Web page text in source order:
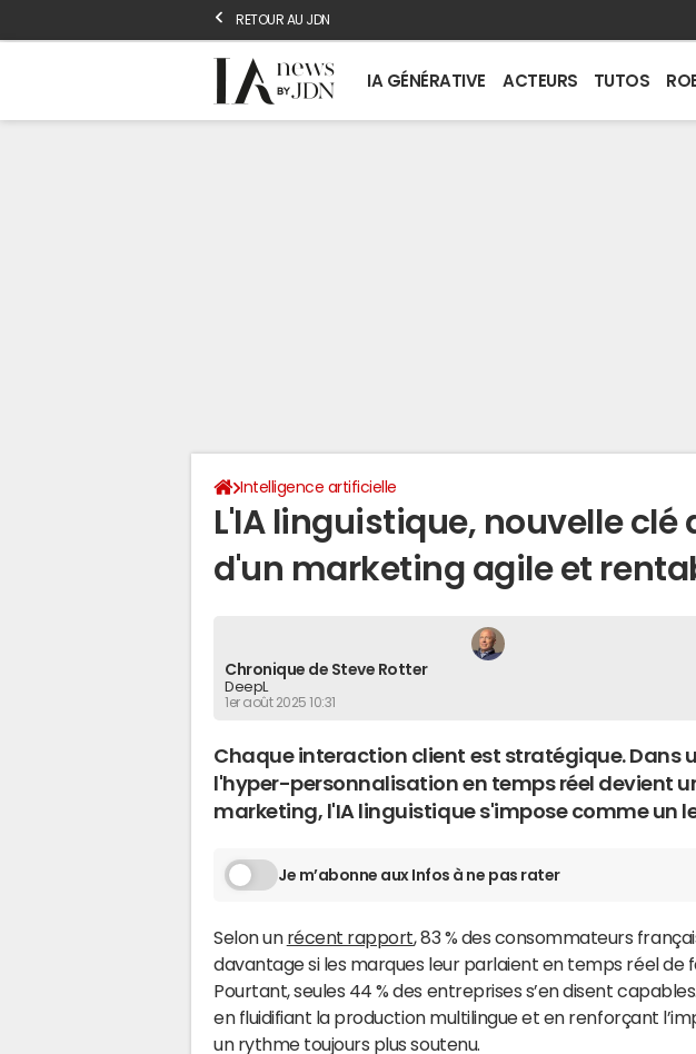
RETOUR AU JDN
IA GÉNÉRATIVE ACTEURS TUTOS
Intelligence artificielle
L'IA linguistique, nouvelle clé
d'un marketing agile et
Chronique de Steve Rotter
DeepL
1er août 2025 10:31
Chaque interaction client est stratégique. Dans
l'hyper-personnalisation en temps réel devient
marketing, l'IA linguistique s'impose comme un
Je m’abonne aux Infos à ne pas rater
Selon un récent rapport, 83 % des consommateurs
davantage si les marques leur parlaient en temps réel de
Pourtant, seules 44 % des entreprises s’en disent
en fluidifiant la production multilingue et en renforçant
un rythme toujours plus soutenu.